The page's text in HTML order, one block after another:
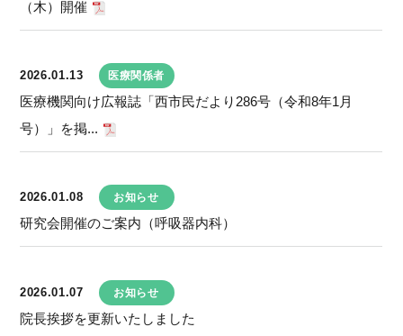
（木）開催
2026.01.13 医療関係者
医療機関向け広報誌「西市民だより286号（令和8年1月
号）」を掲...
2026.01.08 お知らせ
研究会開催のご案内（呼吸器内科）
2026.01.07 お知らせ
院長挨拶を更新いたしました